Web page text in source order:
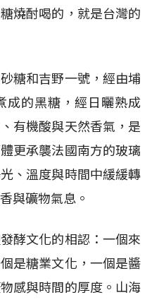
燒酎喝的，就是台灣的
糖和吉野一號，經由埔
成的黑糖，經日曬熟成
有機酸與天然香氣，是
更承襲法國南方的玻璃
、溫度與時間中緩緩轉
與礦物氣息。
酵文化的相認：一個來
是糖業文化，一個是醬
感與時間的厚度。山海